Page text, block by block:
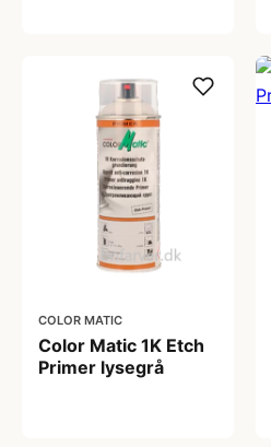
COLOR MATIC
Color Matic 1K Etch
Primer lysegrå